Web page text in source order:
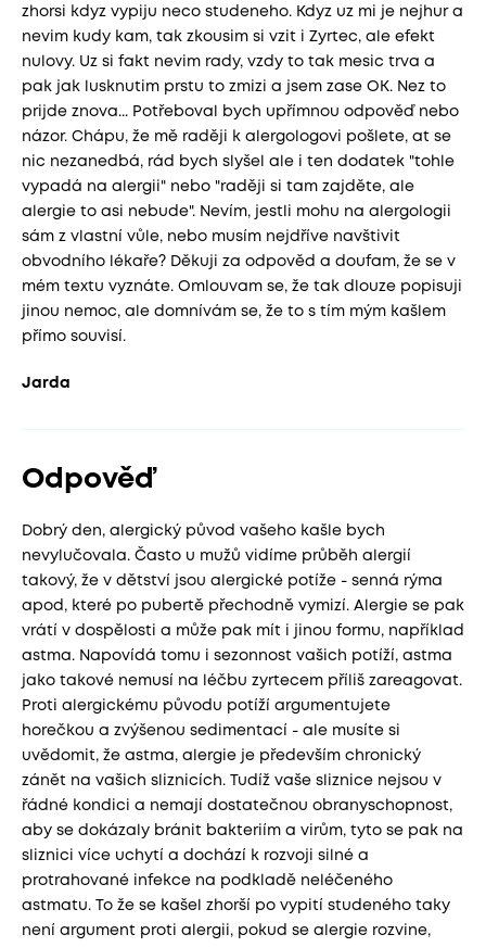
zhorsi kdyz vypiju neco studeneho. Kdyz uz mi je nejhur a
nevim kudy kam, tak zkousim si vzit i Zyrtec, ale efekt
nulovy. Uz si fakt nevim rady, vzdy to tak mesic trva a
pak jak lusknutim prstu to zmizi a jsem zase OK. Nez to
prijde znova... Potřeboval bych upřímnou odpověď nebo
názor. Chápu, že mě raději k alergologovi pošlete, at se
nic nezanedbá, rád bych slyšel ale i ten dodatek "tohle
vypadá na alergii" nebo "raději si tam zajděte, ale
alergie to asi nebude". Nevím, jestli mohu na alergologii
sám z vlastní vůle, nebo musím nejdříve navštivit
obvodního lékaře? Děkuji za odpověd a doufam, že se v
mém textu vyznáte. Omlouvam se, že tak dlouze popisuji
jinou nemoc, ale domnívám se, že to s tím mým kašlem
přímo souvisí.
Jarda
Odpověď
Dobrý den, alergický původ vašeho kašle bych
nevylučovala. Často u mužů vidíme průběh alergií
takový, že v dětství jsou alergické potíže - senná rýma
apod, které po pubertě přechodně vymizí. Alergie se pak
vrátí v dospělosti a může pak mít i jinou formu, například
astma. Napovídá tomu i sezonnost vašich potíží, astma
jako takové nemusí na léčbu zyrtecem příliš zareagovat.
Proti alergickému původu potíží argumentujete
horečkou a zvýšenou sedimentací - ale musíte si
uvědomit, že astma, alergie je především chronický
zánět na vašich sliznicích. Tudíž vaše sliznice nejsou v
řádné kondici a nemají dostatečnou obranyschopnost,
aby se dokázaly bránit bakteriím a virům, tyto se pak na
sliznici více uchytí a dochází k rozvoji silné a
protrahované infekce na podkladě neléčeného
astmatu. To že se kašel zhorší po vypití studeného taky
není argument proti alergii, pokud se alergie rozvine,